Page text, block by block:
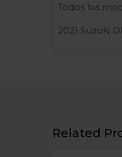
Todos los
2021 Suzuki
Related